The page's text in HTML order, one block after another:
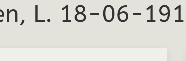
L. 18-06-